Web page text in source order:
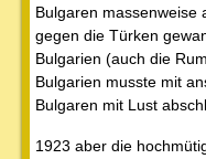
Bulgaren massenweise
gegen die Türken
Bulgarien (auch die
Bulgarien musste mit
Bulgaren mit Lust
1923 aber die